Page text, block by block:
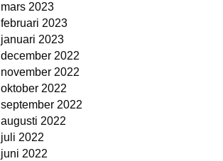
mars 2023
februari 2023
januari 2023
december 2022
november 2022
oktober 2022
september 2022
augusti 2022
juli 2022
juni 2022